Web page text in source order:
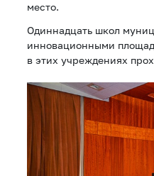
место.
Одиннадцать школ
инновационными
в этих учреждениях